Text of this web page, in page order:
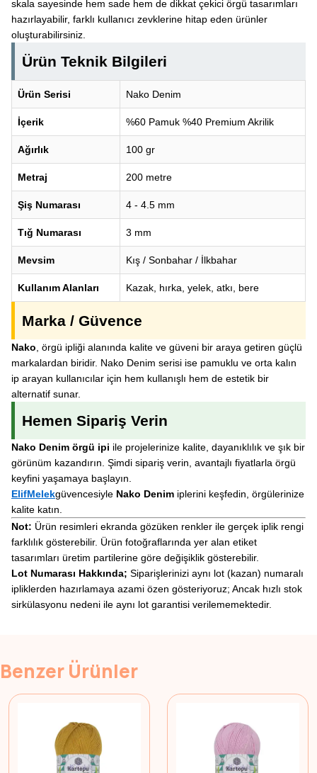
skala sayesinde hem sade hem de dikkat çekici örgü tasarımları
hazırlayabilir, farklı kullanıcı zevklerine hitap eden ürünler
oluşturabilirsiniz.
Ürün Teknik Bilgileri
Ürün Serisi Nako Denim
İçerik %60 Pamuk %40 Premium Akrilik
Ağırlık 100 gr
Metraj 200 metre
Şiş Numarası 4 - 4.5 mm
Tığ Numarası 3 mm
Mevsim Kış / Sonbahar / İlkbahar
Kullanım Alanları Kazak, hırka, yelek, atkı, bere
Marka / Güvence
Nako , örgü ipliği alanında kalite ve güveni bir araya getiren güçlü
markalardan biridir. Nako Denim serisi ise pamuklu ve orta kalın
ip arayan kullanıcılar için hem kullanışlı hem de estetik bir
alternatif sunar.
Hemen Sipariş Verin
Nako Denim örgü ipi ile projelerinize kalite, dayanıklılık ve şık bir
görünüm kazandırın. Şimdi sipariş verin, avantajlı fiyatlarla örgü
keyfini yaşamaya başlayın.
ElifMelekgüvencesiyle Nako Denim iplerini keşfedin, örgülerinize
kalite katın.
Not: Ürün resimleri ekranda gözüken renkler ile gerçek iplik rengi
farklılık gösterebilir. Ürün fotoğraflarında yer alan etiket
tasarımları üretim partilerine göre değişiklik gösterebilir.
Lot Numarası Hakkında; Siparişlerinizi aynı lot (kazan) numaralı
ipliklerden hazırlamaya azami özen gösteriyoruz; Ancak hızlı stok
sirkülasyonu nedeni ile aynı lot garantisi verilememektedir.
Benzer Ürünler